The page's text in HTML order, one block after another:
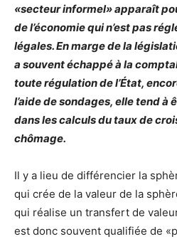
«secteur informel» apparaît
de l’économie qui n’est pas
légales. En marge de la
a souvent échappé à la
toute régulation de l’État,
l’aide de sondages, elle tend à
dans les calculs du taux de
chômage.
Il y a lieu de différencier la
qui crée de la valeur de la
qui réalise un transfert de
est donc souvent qualifiée de